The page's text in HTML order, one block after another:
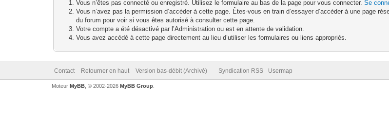
Vous n’êtes pas connecté ou enregistré. Utilisez le formulaire au bas de la page pour vous connecter.Se
Vous n’avez pas la permission d’accéder à cette page. Êtes-vous en train d’essayer d’accéder à une page
du forum pour voir si vous êtes autorisé à consulter cette page.
Votre compte a été désactivé par l’Administration ou est en attente de validation.
Vous avez accédé à cette page directement au lieu d’utiliser les formulaires ou liens appropriés.
Contact Retourner en haut Version bas-débit (Archivé) Syndication RSS Usermap
Moteur MyBB, © 2002-2026 MyBB Group.